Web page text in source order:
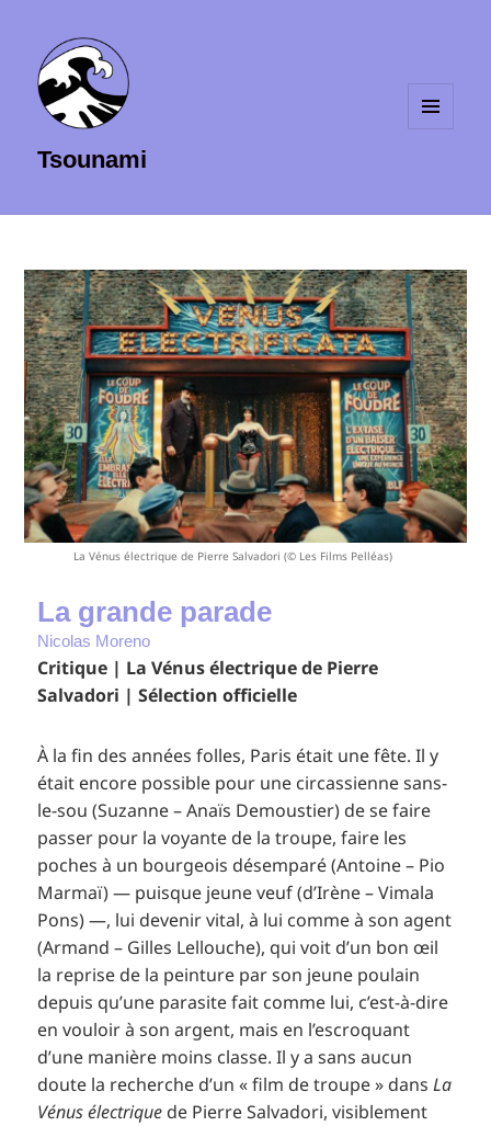
Tsounami
La Vénus électrique de Pierre Salvadori (© Les Films Pelléas)
La grande parade
Nicolas Moreno
Critique | La Vénus électrique de Pierre
Salvadori | Sélection officielle
À la fin des années folles, Paris était une fête. Il y
était encore possible pour une circassienne sans-
le-sou (Suzanne – Anaïs Demoustier) de se faire
passer pour la voyante de la troupe, faire les
poches à un bourgeois désemparé (Antoine – Pio
Marmaï) — puisque jeune veuf (d’Irène – Vimala
Pons) —, lui devenir vital, à lui comme à son agent
(Armand – Gilles Lellouche), qui voit d’un bon œil
la reprise de la peinture par son jeune poulain
depuis qu’une parasite fait comme lui, c’est-à-dire
en vouloir à son argent, mais en l’escroquant
d’une manière moins classe. Il y a sans aucun
doute la recherche d’un « film de troupe » dansLa
Vénus électrique de Pierre Salvadori, visiblement